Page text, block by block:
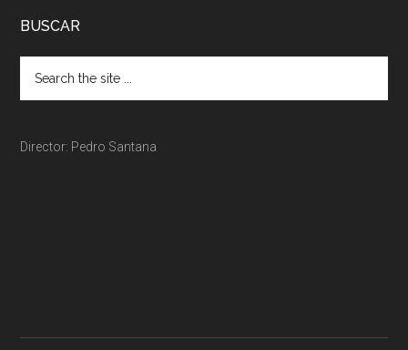
BUSCAR
Director: Pedro Santana